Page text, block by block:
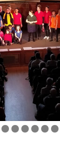
0 1 2